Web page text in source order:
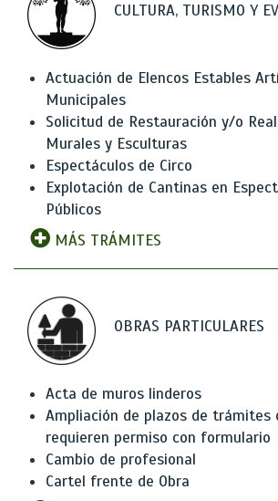
CULTURA, TURISMO Y
Actuación de Elencos Estables
Municipales
Solicitud de Restauración y/o
Murales y Esculturas
Espectáculos de Circo
Explotación de Cantinas en
Públicos
MÁS TRÁMITES
OBRAS PARTICULARES
Acta de muros linderos
Ampliación de plazos de trámites
requieren permiso con formulario
Cambio de profesional
Cartel frente de Obra